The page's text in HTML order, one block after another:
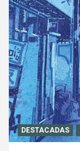
DESTACADAS